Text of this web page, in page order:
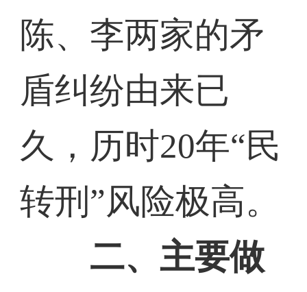
陈、李两家的矛
盾纠纷由来已
久，历时20年“民
转刑”风险极高。
二、主要做